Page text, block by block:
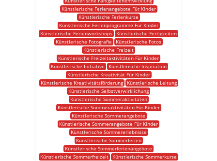
Künstlerische Ferienangebote Für Kinder
Künstlerische Ferienkurse
Künstlerische Ferienprogramme Für Kinder
Künstlerische Ferienworkshops
Künstlerische Fertigkeiten
Künstlerische Fotografie
Künstlerische Fotos
Künstlerische Freizeit
Künstlerische Freizeitaktivitäten Für Kinder
Künstlerische Initiative
Künstlerische Inspiration
Künstlerische Kreativität Für Kinder
Künstlerische Kreativitätsförderung
Künstlerische Leitung
Künstlerische Selbstverwirklichung
Künstlerische Sommeraktivitäten
Künstlerische Sommeraktivitäten Für Kinder
Künstlerische Sommerangebote
Künstlerische Sommerangebote Für Kinder
Künstlerische Sommererlebnisse
Künstlerische Sommerferien
Künstlerische Sommerferienangebote
Künstlerische Sommerfreizeit
Künstlerische Sommerkurse